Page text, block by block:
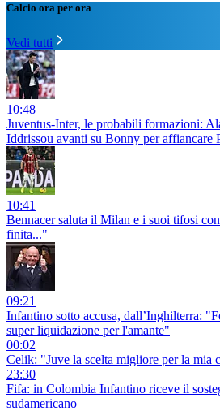
Calcio ora per ora
Vedi tutti
10:48
Juventus-Inter, le probabili formazioni:
Iddrissou avanti su Bonny per affiancare
10:41
Bennacer saluta il Milan e i suoi tifosi
finita..."
09:21
Infantino sotto accusa, dall’Inghilterra:
super liquidazione per l'amante"
00:02
Celik: "Juve la scelta migliore per la mia
23:30
Fifa: in Colombia Infantino riceve il
sudamericano